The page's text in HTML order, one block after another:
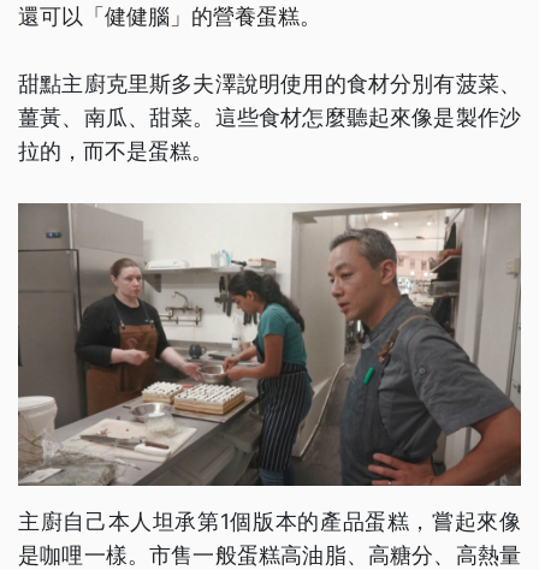
還可以「健健腦」的營養蛋糕。
甜點主廚克里斯多夫澤說明使用的食材分別有菠菜、
薑黃、南瓜、甜菜。這些食材怎麼聽起來像是製作沙
拉的，而不是蛋糕。
主廚自己本人坦承第1個版本的產品蛋糕，嘗起來像
是咖哩一樣。市售一般蛋糕高油脂、高糖分、高熱量